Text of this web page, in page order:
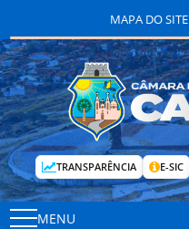
MAPA DO SITE
TRANSPARÊNCIA E-SIC
MENU